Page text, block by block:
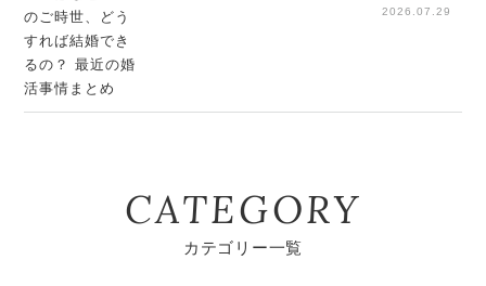
2026.07.29
CATEGORY
カテゴリー一覧